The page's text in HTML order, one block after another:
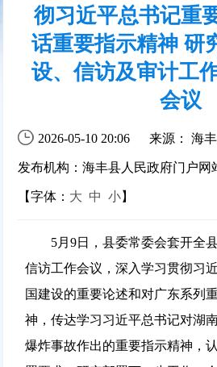
彻习近平总书记重
话重要指示精神 研
设、信访及审计工
会议
2026-05-10 20:06 来源： 海
发布机构：海丰县人民政府门户网
【字体： 大 中 小】
5月9日，县委常委会套开全县
信访工作会议，深入学习贯彻习
国建设的重要论述和对广东系列
神，传达学习习近平总书记对湖
爆炸事故作出的重要指示精神，